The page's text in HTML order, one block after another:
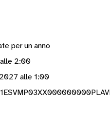
per un anno
2:00
alle 1:00